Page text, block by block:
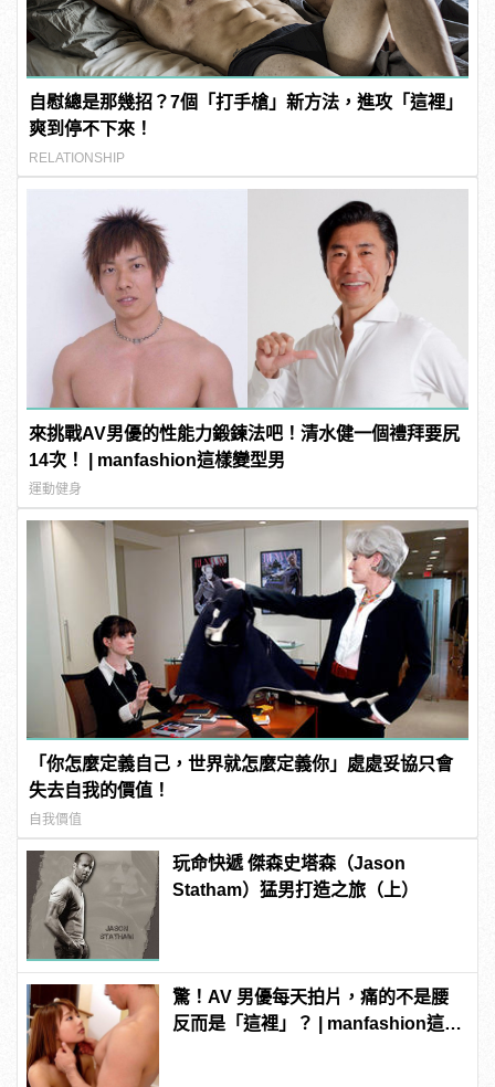
自慰總是那幾招？7個「打手槍」新方法，進攻「這裡」
爽到停不下來！
RELATIONSHIP
來挑戰AV男優的性能力鍛鍊法吧！清水健一個禮拜要尻
14次！ | manfashion這樣變型男
運動健身
「你怎麼定義自己，世界就怎麼定義你」處處妥協只會
失去自我的價值！
自我價值
玩命快遞 傑森史塔森（Jason
Statham）猛男打造之旅（上）
驚！AV 男優每天拍片，痛的不是腰
反而是「這裡」？ | manfashion這樣